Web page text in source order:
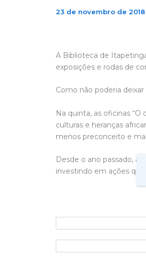
23 de novembro de 2018
A Biblioteca de
exposições e rodas de
Como não poderia
Na quinta, as oficinas “O
culturas e heranças
menos preconceito e
Desde o ano passado,
investindo em ações que